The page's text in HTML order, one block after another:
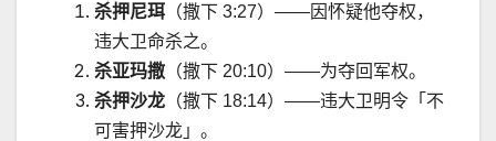
杀押尼珥 （撒下 3:27）——因怀疑他夺权，
违大卫命杀之。
杀亚玛撒 （撒下 20:10）——为夺回军权。
杀押沙龙 （撒下 18:14）——违大卫明令「不
可害押沙龙」。